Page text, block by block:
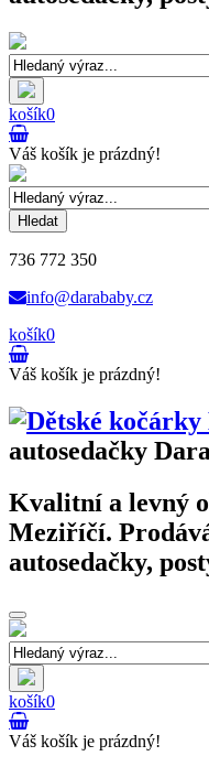
košík0
Váš košík je prázdný!
Hledat
736 772 350
info@darababy.cz
košík0
Váš košík je prázdný!
autosedačky Dara
Kvalitní a levný
Meziříčí.
autosedačky,
Toggle
navigation
košík0
Váš košík je prázdný!